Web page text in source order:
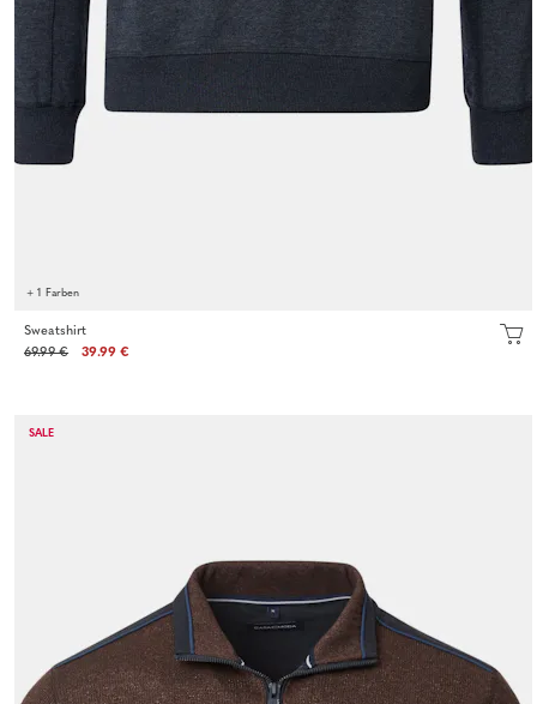
+ 1 Farben
Sweatshirt
69.99 €
39.99 €
SALE